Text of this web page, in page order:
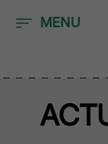
MENU